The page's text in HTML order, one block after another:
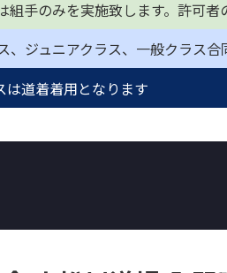
手のみを実施致します。許可者
ジュニアクラス、一般クラス合
は道着着用となります